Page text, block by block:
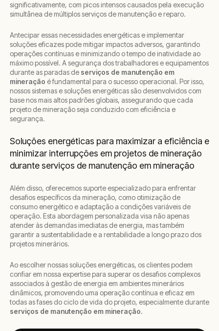
significativamente, com picos intensos causados pela execução
simultânea de múltiplos serviços de manutenção e reparo.
Antecipar essas necessidades energéticas e implementar
soluções eficazes pode mitigar impactos adversos, garantindo
operações contínuas e minimizando o tempo de inatividade ao
máximo possível. A segurança dos trabalhadores e equipamentos
durante as paradas de serviços de manutenção em
mineração é fundamental para o sucesso operacional. Por isso,
nossos sistemas e soluções energéticas são desenvolvidos com
base nos mais altos padrões globais, assegurando que cada
projeto de mineração seja conduzido com eficiência e
segurança.
Soluções energéticas para maximizar a eficiência e
minimizar interrupções em projetos de mineração
durante serviços de manutenção em mineração
Além disso, oferecemos suporte especializado para enfrentar
desafios específicos da mineração, como otimização de
consumo energético e adaptação a condições variáveis de
operação. Esta abordagem personalizada visa não apenas
atender às demandas imediatas de energia, mas também
garantir a sustentabilidade e a rentabilidade a longo prazo dos
projetos minerários.
Ao escolher nossas soluções energéticas, os clientes podem
confiar em nossa expertise para superar os desafios complexos
associados à gestão de energia em ambientes minerários
dinâmicos, promovendo uma operação contínua e eficaz em
todas as fases do ciclo de vida do projeto, especialmente durante
serviços de manutenção em mineração.